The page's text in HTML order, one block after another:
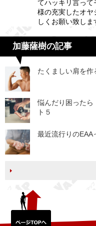
てハッキリ言って
様の充実したオヤ
しくお願い致しま
加藤薩樹の記事
たくましい肩を
悩んだり困ったら
ト５
最近流行りのEAA